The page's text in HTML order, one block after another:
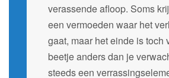
verassende afloop. Soms
een vermoeden waar het
gaat, maar het einde is toch
beetje anders dan je
steeds een